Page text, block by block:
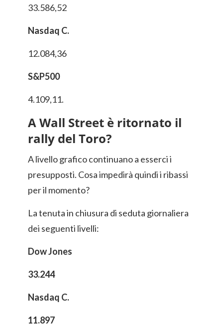
33.586,52
Nasdaq C.
12.084,36
S&P500
4.109,11.
A Wall Street è ritornato il
rally del Toro?
A livello grafico continuano a esserci i
presupposti. Cosa impedirà quindi i ribassi
per il momento?
La tenuta in chiusura di seduta giornaliera
dei seguenti livelli:
Dow Jones
33.244
Nasdaq C.
11.897